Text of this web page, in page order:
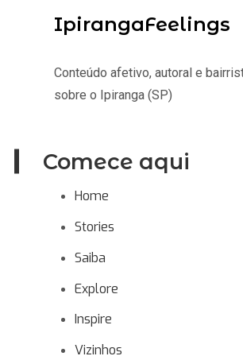
IpirangaFeelings
Conteúdo afetivo, autoral e
sobre o Ipiranga (SP)
Comece aqui
Home
Stories
Saiba
Explore
Inspire
Vizinhos